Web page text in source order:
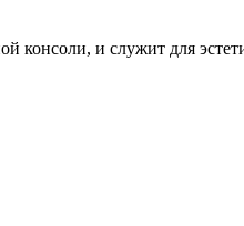
консоли, и служит для